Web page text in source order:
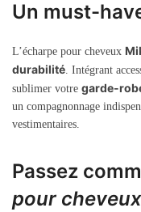
Un must-
L’écharpe pour cheveux
durabilité . Intégrant
sublimer votre garde-
un compagnonnage
vestimentaires.
Passez
pour